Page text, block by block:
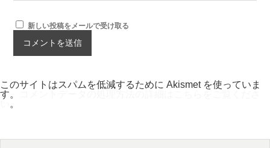
新しい投稿をメールで受け取る
このサイトはスパムを低減するために Akismet を使っていま
す。
。